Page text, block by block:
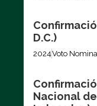
D.C.)
2024Voto
Nacional